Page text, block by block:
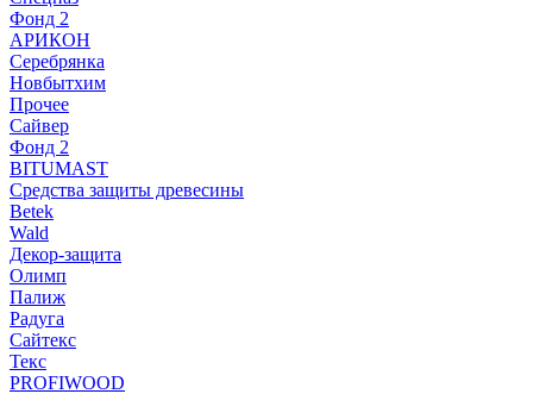
Фонд 2
АРИКОН
Серебрянка
Новбытхим
Прочее
Сайвер
Фонд 2
BITUMAST
Средства защиты древесины
Betek
Wald
Декор-защита
Олимп
Палиж
Радуга
Сайтекс
Текс
PROFIWOOD